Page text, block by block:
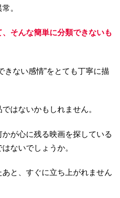
。
そんな簡単に分類できないも
きない感情”をとても丁寧に描
はないかもしれません。
が心に残る映画を探している
ないでしょうか。
と、すぐに立ち上がれません